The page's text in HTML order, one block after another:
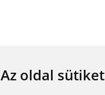
Az oldal